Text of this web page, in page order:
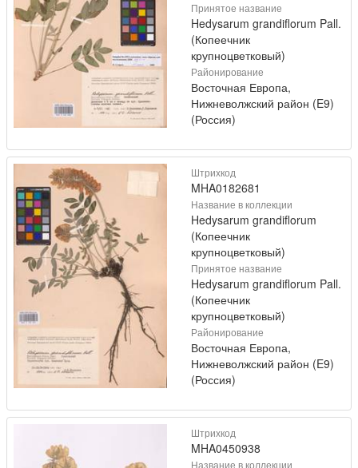
Принятое название
Hedysarum grandiflorum Pall.
(Копеечник
крупноцветковый)
Районирование
Восточная Европа,
Нижневолжский район (E9)
(Россия)
Штрихкод
MHA0182681
Название в коллекции
Hedysarum grandiflorum
(Копеечник
крупноцветковый)
Принятое название
Hedysarum grandiflorum Pall.
(Копеечник
крупноцветковый)
Районирование
Восточная Европа,
Нижневолжский район (E9)
(Россия)
Штрихкод
MHA0450938
Название в коллекции